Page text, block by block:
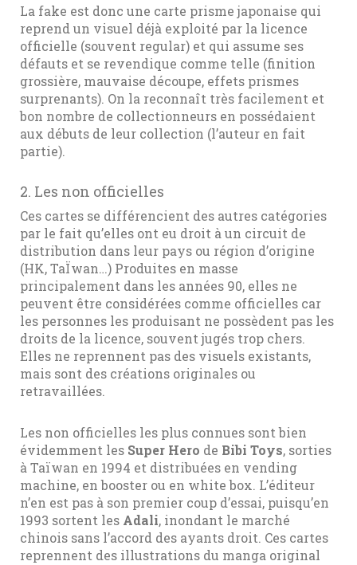
La fake est donc une carte prisme japonaise qui
reprend un visuel déjà exploité par la licence
officielle (souvent regular) et qui assume ses
défauts et se revendique comme telle (finition
grossière, mauvaise découpe, effets prismes
surprenants). On la reconnaît très facilement et
bon nombre de collectionneurs en possédaient
aux débuts de leur collection (l’auteur en fait
partie).
2. Les non officielles
Ces cartes se différencient des autres catégories
par le fait qu’elles ont eu droit à un circuit de
distribution dans leur pays ou région d’origine
(HK, TaÏwan…) Produites en masse
principalement dans les années 90, elles ne
peuvent être considérées comme officielles car
les personnes les produisant ne possèdent pas les
droits de la licence, souvent jugés trop chers.
Elles ne reprennent pas des visuels existants,
mais sont des créations originales ou
retravaillées.
Les non officielles les plus connues sont bien
évidemment les Super Hero de Bibi Toys, sorties
à Taïwan en 1994 et distribuées en vending
machine, en booster ou en white box. L’éditeur
n’en est pas à son premier coup d’essai, puisqu’en
1993 sortent les Adali, inondant le marché
chinois sans l’accord des ayants droit. Ces cartes
reprennent des illustrations du manga original